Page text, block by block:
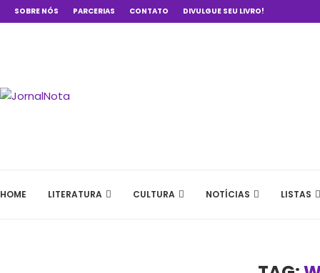
SOBRE NÓS PARCERIAS CONTATO DIVULGUE SEU LIVRO!
HOME LITERATURA CULTURA NOTÍCIAS LISTAS